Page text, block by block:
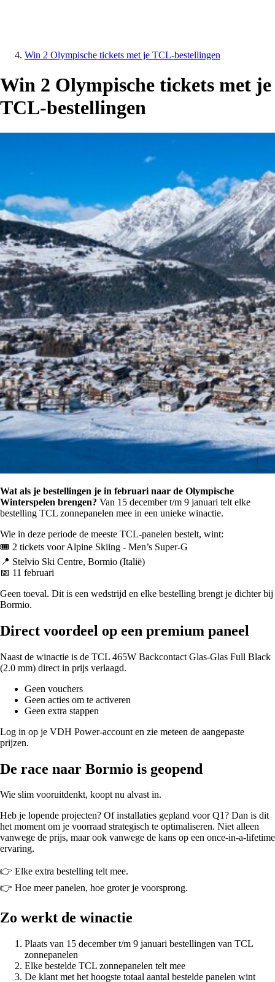
Win 2 Olympische tickets met je TCL-bestellingen
Win 2 Olympische tickets met je
TCL-bestellingen
Wat als je bestellingen je in februari naar de Olympische
Winterspelen brengen? Van 15 december t/m 9 januari telt elke
bestelling TCL zonnepanelen mee in een unieke winactie.
Wie in deze periode de meeste TCL-panelen bestelt, wint:
🎟️ 2 tickets voor Alpine Skiing - Men’s Super-G
📍 Stelvio Ski Centre, Bormio (Italië)
📅 11 februari
Geen toeval. Dit is een wedstrijd en elke bestelling brengt je dichter bij
Bormio.
Direct voordeel op een premium paneel
Naast de winactie is de TCL 465W Backcontact Glas-Glas Full Black
(2.0 mm) direct in prijs verlaagd.
Geen vouchers
Geen acties om te activeren
Geen extra stappen
Log in op je VDH Power-account en zie meteen de aangepaste
prijzen.
De race naar Bormio is geopend
Wie slim vooruitdenkt, koopt nu alvast in.
Heb je lopende projecten? Of installaties gepland voor Q1? Dan is dit
het moment om je voorraad strategisch te optimaliseren. Niet alleen
vanwege de prijs, maar ook vanwege de kans op een once-in-a-lifetime
ervaring.
👉 Elke extra bestelling telt mee.
👉 Hoe meer panelen, hoe groter je voorsprong.
Zo werkt de winactie
Plaats van 15 december t/m 9 januari bestellingen van TCL
zonnepanelen
Elke bestelde TCL zonnepanelen telt mee
De klant met het hoogste totaal aantal bestelde panelen wint